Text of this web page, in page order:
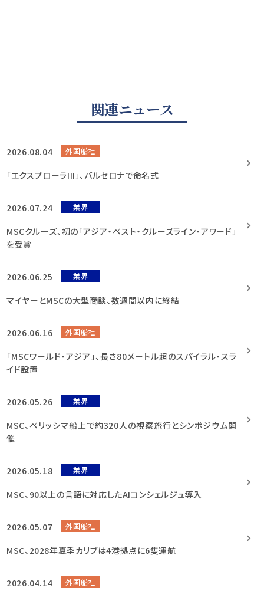
関連ニュース
2026.08.04 外国船社
「エクスプローラIII」、バルセロナで命名式
2026.07.24 業界
MSCクルーズ、初の「アジア・ベスト・クルーズライン・アワード」
を受賞
2026.06.25 業界
マイヤーとMSCの大型商談、数週間以内に終結
2026.06.16 外国船社
「MSCワールド・アジア」、長さ80メートル超のスパイラル・スラ
イド設置
2026.05.26 業界
MSC、ベリッシマ船上で約320人の視察旅行とシンポジウム開
催
2026.05.18 業界
MSC、90以上の言語に対応したAIコンシェルジュ導入
2026.05.07 外国船社
MSC、2028年夏季カリブは4港拠点に6隻運航
2026.04.14 外国船社